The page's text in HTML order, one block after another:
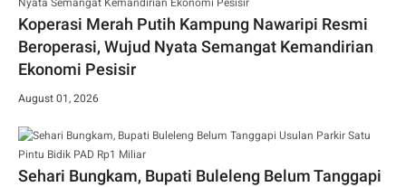
Koperasi Merah Putih Kampung Nawaripi Resmi
Beroperasi, Wujud Nyata Semangat Kemandirian
Ekonomi Pesisir
August 01, 2026
Sehari Bungkam, Bupati Buleleng Belum Tanggapi